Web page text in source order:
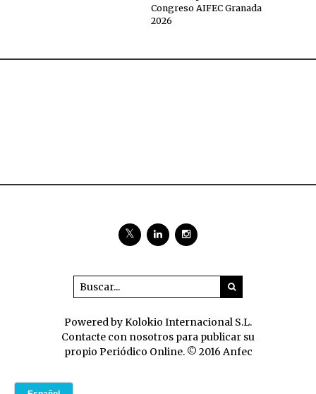
Congreso AIFEC Granada
2026
Powered by Kolokio Internacional S.L.
Contacte con nosotros para publicar su
propio Periódico Online. © 2016 Anfec